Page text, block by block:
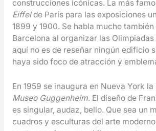
construcciones icónicas. La más
Eiffelde París para las exposiciones
1899 y 1900. Se habla mucho
Barcelona al organizar las Olimpiadas
aquí no es de reseñar ningún edificio
haya sido foco de atracción y
En 1959 se inaugura en Nueva York
Museo Guggenheim. El diseño de
es singular, audaz, bello. Que sea un
cuadros y esculturas del arte